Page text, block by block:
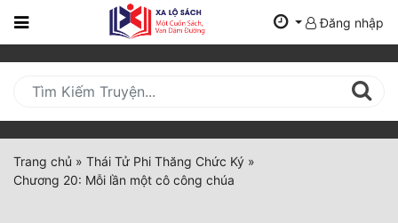
Trang
Mới
Cập
Nhật
(current)
Đăng nhập
Trang chủ » Thái Tử Phi Thăng Chức Ký »
Chương 20: Mỗi lần một cô công chúa